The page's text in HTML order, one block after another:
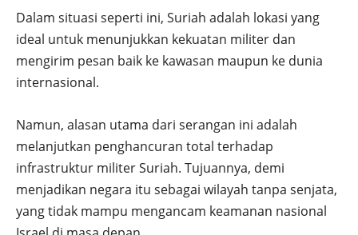
Dalam situasi seperti ini, Suriah adalah lokasi yang
ideal untuk menunjukkan kekuatan militer dan
mengirim pesan baik ke kawasan maupun ke dunia
internasional.
Namun, alasan utama dari serangan ini adalah
melanjutkan penghancuran total terhadap
infrastruktur militer Suriah. Tujuannya, demi
menjadikan negara itu sebagai wilayah tanpa senjata,
yang tidak mampu mengancam keamanan nasional